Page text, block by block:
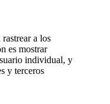
a los
es mostrar
individual, y
y terceros